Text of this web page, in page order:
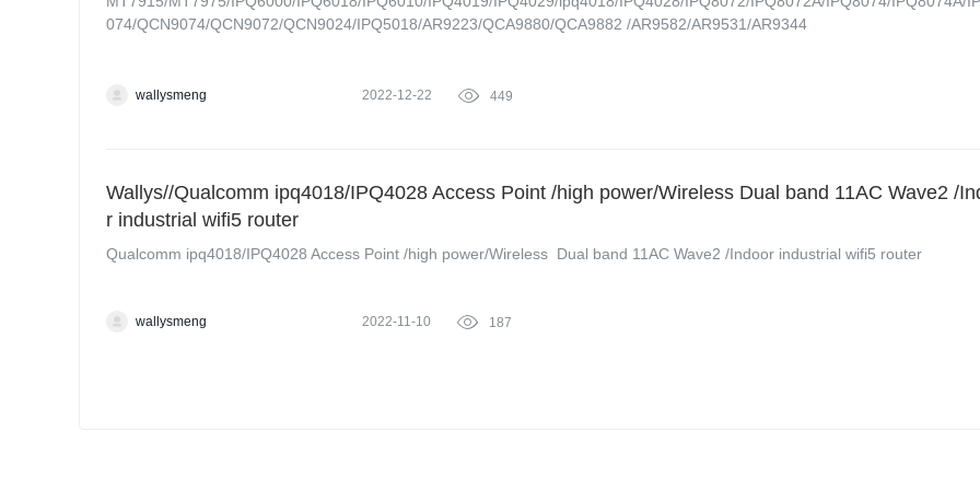
074/QCN9074/QCN9072/QCN9024/IPQ5018/AR9223/QCA9880/QCA9882 /AR9582/AR9531/AR9344
wallysmeng 2022-12-22  449
Wallys//Qualcomm ipq4018/IPQ4028 Access Point /high power/Wireless Dual band 11AC Wave2 /
r industrial wifi5 router
Qualcomm ipq4018/IPQ4028 Access Point /high power/Wireless Dual band 11AC Wave2 /Indoor industrial wifi5 router
wallysmeng 2022-11-10  187